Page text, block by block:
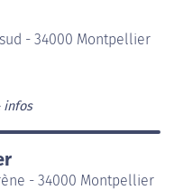
- 34000 Montpellier
infos
- 34000 Montpellier